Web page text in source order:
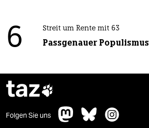
6 Streit um Rente mit 63
Passgenauer Populismus
taz
Folgen Sie uns